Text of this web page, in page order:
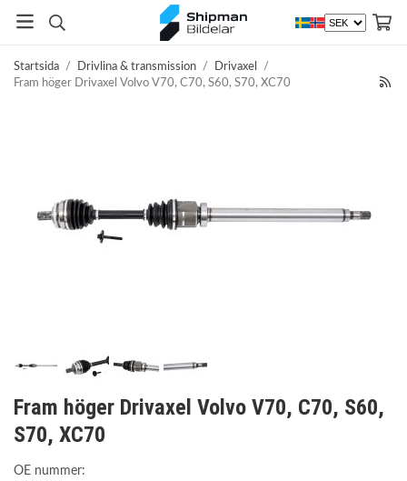
Startsida / Drivlina & transmission / Drivaxel
/
Fram höger Drivaxel Volvo V70, C70, S60, S70, XC70
Fram höger Drivaxel Volvo V70, C70, S60,
S70, XC70
OE nummer: